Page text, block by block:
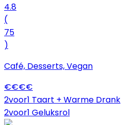
4.8
(
75
)
Café, Desserts, Vegan
€€€€
2voor1 Taart + Warme Drank
2voor1 Geluksrol